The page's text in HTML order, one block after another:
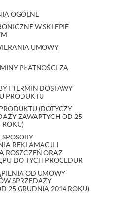
OGÓLNE
W SKLEPIE
UMOWY
PŁATNOŚCI ZA
I TERMIN DOSTAWY
PRODUKTU
(DOTYCZY
ZAWARTYCH OD 25
ROKU)
REKLAMACJI I
ROSZCZEŃ ORAZ
DO TYCH PROCEDUR
OD UMOWY
SPRZEDAŻY
25 GRUDNIA 2014 ROKU)